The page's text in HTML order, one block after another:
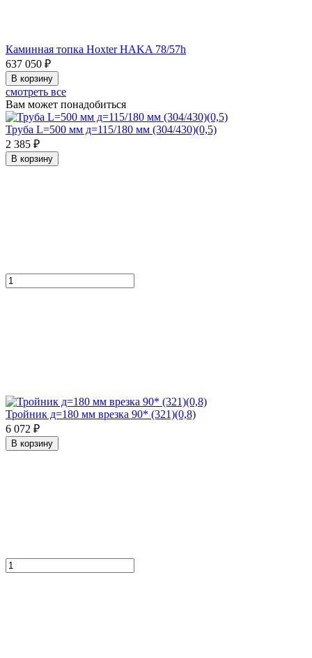
Каминная топка Hoxter HAKA 78/57h
637 050 ₽
В корзину
смотреть все
Вам может понадобиться
Труба L=500 мм д=115/180 мм (304/430)(0,5)
2 385 ₽
В корзину
Тройник д=180 мм врезка 90* (321)(0,8)
6 072 ₽
В корзину